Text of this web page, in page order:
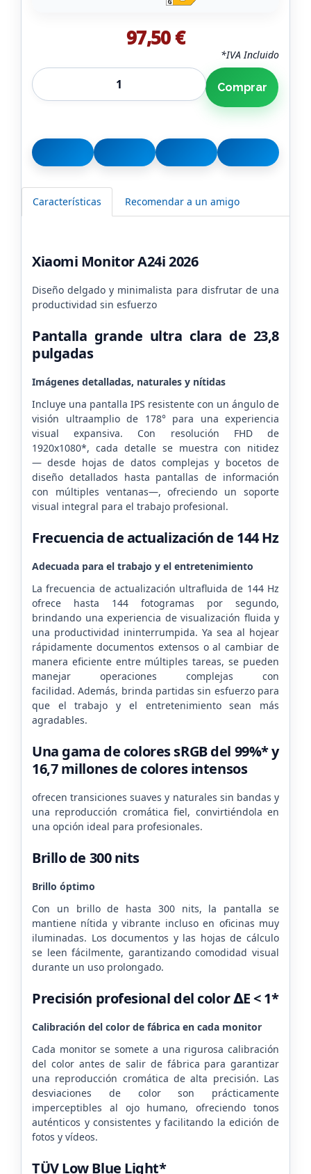
97,50 €
*IVA Incluido
Comprar
Características Recomendar a un amigo
Xiaomi Monitor A24i 2026
Diseño delgado y minimalista para disfrutar de una
productividad sin esfuerzo
Pantalla grande ultra clara de 23,8
pulgadas
Imágenes detalladas, naturales y nítidas
Incluye una pantalla IPS resistente con un ángulo de
visión ultraamplio de 178° para una experiencia
visual expansiva. Con resolución FHD de
1920x1080*, cada detalle se muestra con nitidez
—desde hojas de datos complejas y bocetos de
diseño detallados hasta pantallas de información
con múltiples ventanas—, ofreciendo un soporte
visual integral para el trabajo profesional.
Frecuencia de actualización de 144 Hz
Adecuada para el trabajo y el entretenimiento
La frecuencia de actualización ultrafluida de 144 Hz
ofrece hasta 144 fotogramas por segundo,
brindando una experiencia de visualización fluida y
una productividad ininterrumpida. Ya sea al hojear
rápidamente documentos extensos o al cambiar de
manera eficiente entre múltiples tareas, se pueden
manejar operaciones complejas con
facilidad.Además, brinda partidas sin esfuerzo para
que el trabajo y el entretenimiento sean más
agradables.
Una gama de colores sRGB del 99%* y
16,7 millones de colores intensos
ofrecen transiciones suaves y naturales sin bandas y
una reproducción cromática fiel, convirtiéndola en
una opción ideal para profesionales.
Brillo de 300 nits
Brillo óptimo
Con un brillo de hasta 300 nits, la pantalla se
mantiene nítida y vibrante incluso en oficinas muy
iluminadas. Los documentos y las hojas de cálculo
se leen fácilmente, garantizando comodidad visual
durante un uso prolongado.
Precisión profesional del color ∆E < 1*
Calibración del color de fábrica en cada monitor
Cada monitor se somete a una rigurosa calibración
del color antes de salir de fábrica para garantizar
una reproducción cromática de alta precisión. Las
desviaciones de color son prácticamente
imperceptibles al ojo humano, ofreciendo tonos
auténticos y consistentes yfacilitando la edición de
fotos y vídeos.
TÜV Low Blue Light*